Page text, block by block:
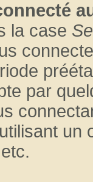
la case
par
un